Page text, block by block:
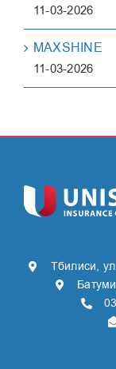
11-03-2026
MAXSHINE
11-03-2026
Тбилиси,